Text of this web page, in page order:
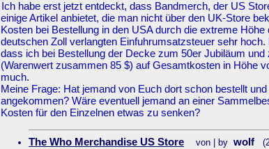
Ich habe erst jetzt entdeckt, dass Bandmerch, der US
einige Artikel anbietet, die man nicht über den UK-Store
Kosten bei Bestellung in den USA durch die extreme
deutschen Zoll verlangten Einfuhrumsatzsteuer sehr
dass ich bei Bestellung der Decke zum 50er Jubiläum
(Warenwert zusammen 85 $) auf Gesamtkosten in Höhe
much.
Meine Frage: Hat jemand von Euch dort schon bestellt
angekommen? Wäre eventuell jemand an einer
Kosten für den Einzelnen etwas zu senken?
The Who Merchandise US Store von | by wolf